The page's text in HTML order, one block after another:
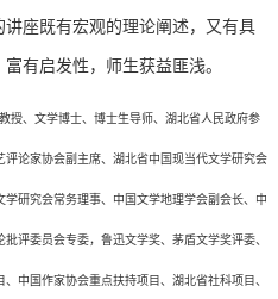
讲座既有宏观的理论阐述，又有具
有启发性，师生获益匪浅。
、文学博士、博士生导师、湖北省人民政府参
论家协会副主席、湖北省中国现当代文学研究会
研究会常务理事、中国文学地理学会副会长、中
评委员会专委，鲁迅文学奖、茅盾文学奖评委、
中国作家协会重点扶持项目、湖北省社科项目、